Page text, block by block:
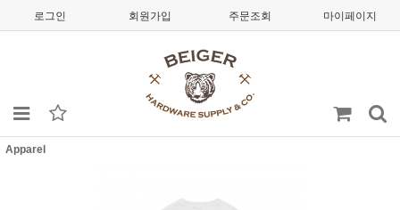
로그인 회원가입 주문조회 마이페이지
Apparel